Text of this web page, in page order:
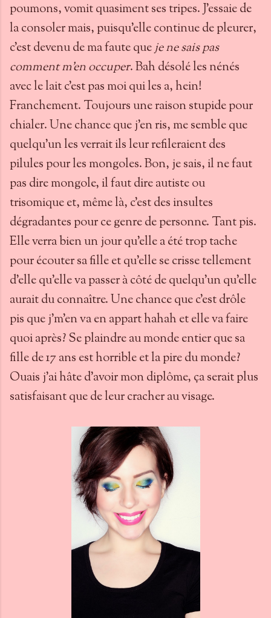
poumons, vomit quasiment ses tripes. J'essaie de
la consoler mais, puisqu'elle continue de pleurer,
c'est devenu de ma faute queje ne sais pas
comment m'en occuper. Bah désolé les nénés
avec le lait c'est pas moi qui les a, hein!
Franchement. Toujours une raison stupide pour
chialer. Une chance que j'en ris, me semble que
quelqu'un les verrait ils leur refileraient des
pilules pour les mongoles. Bon, je sais, il ne faut
pas dire mongole, il faut dire autiste ou
trisomique et, même là, c'est des insultes
dégradantes pour ce genre de personne. Tant pis.
Elle verra bien un jour qu'elle a été trop tache
pour écouter sa fille et qu'elle se crisse tellement
d'elle qu'elle va passer à côté de quelqu'un qu'elle
aurait du connaître. Une chance que c'est drôle
pis que j'm'en va en appart hahah et elle va faire
quoi après? Se plaindre au monde entier que sa
fille de 17 ans est horrible et la pire du monde?
Ouais j'ai hâte d'avoir mon diplôme, ça serait plus
satisfaisant que de leur cracher au visage.